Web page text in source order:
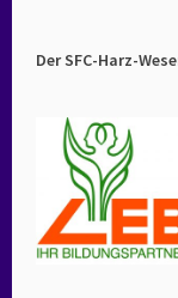
Der SFC-Harz-